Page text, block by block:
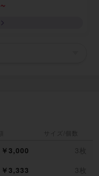
~
サイズ/個数
￥3,000
3枚
￥3,333 3枚